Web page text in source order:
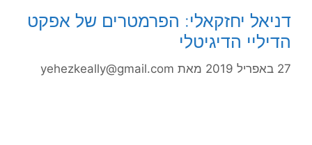
דניאל יחזקאלי: הפרמטרים של אפקט
הדיליי הדיגיטלי
27 באפריל 2019 מאת yehezkeally@gmail.com